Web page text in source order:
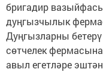
бригадир
дуңгызчылык
Дуңгызларны
сөтчелек
авыл егетләре